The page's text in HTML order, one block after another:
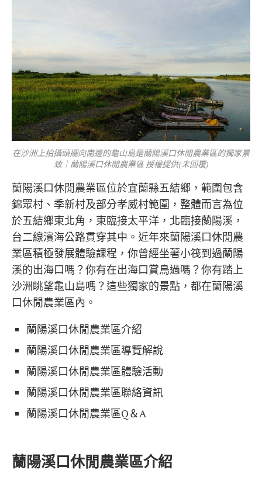
在沙洲上拍攝頭擺向南邊的龜山島是蘭陽溪口休閒農業區的獨家景
致｜蘭陽溪口休閒農業區 授權提供(未回覆)
蘭陽溪口休閒農業區位於宜蘭縣五結鄉，範圍包含
錦眾村、季新村及部分孝威村範圍，整體而言為位
於五結鄉東北角，東臨接太平洋，北臨接蘭陽溪，
台二線濱海公路貫穿其中。近年來蘭陽溪口休閒農
業區積極發展體驗課程，你曾經坐著小筏到過蘭陽
溪的出海口嗎？你有在出海口賞鳥過嗎？你有踏上
沙洲眺望龜山島嗎？這些獨家的景點，都在蘭陽溪
口休閒農業區內。
蘭陽溪口休閒農業區介紹
蘭陽溪口休閒農業區導覽解說
蘭陽溪口休閒農業區體驗活動
蘭陽溪口休閒農業區聯絡資訊
蘭陽溪口休閒農業區Q＆A
蘭陽溪口休閒農業區介紹